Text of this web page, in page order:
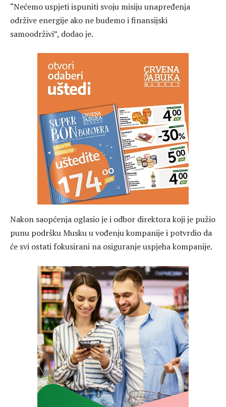
“Nećemo uspjeti ispuniti svoju misiju unapređenja
održive energije ako ne budemo i finansijski
samoodrživi”, dodao je.
Nakon saopćenja oglasio je i odbor direktora koji je pužio
punu podršku Musku u vođenju kompanije i potvrdio da
će svi ostati fokusirani na osiguranje uspjeha kompanije.